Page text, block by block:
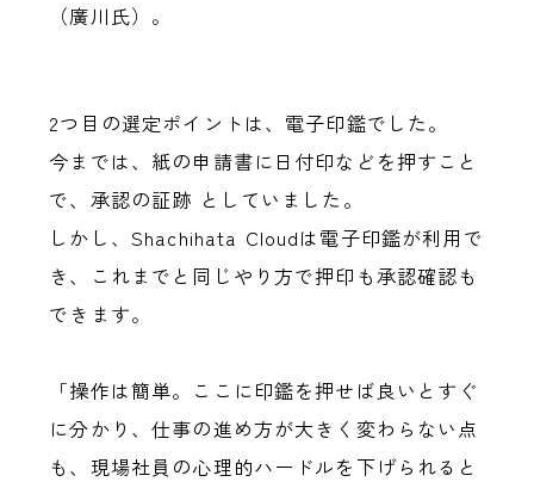
（廣川氏）。
2つ目の選定ポイントは、電子印鑑でした。
今までは、紙の申請書に日付印などを押すこと
で、承認の証跡 としていました。
しかし、Shachihata Cloudは電子印鑑が利用で
き、これまでと同じやり方で押印も承認確認も
できます。
「操作は簡単。ここに印鑑を押せば良いとすぐ
に分かり、仕事の進め方が大きく変わらない点
も、現場社員の心理的ハードルを下げられると